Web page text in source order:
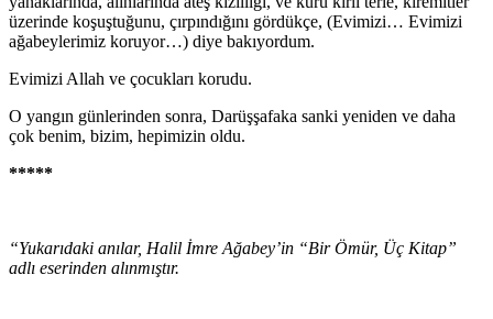
üzerin­de koşuştuğunu, çırpındığını gördükçe, (Evimizi… Evimi­zi
ağabeylerimiz koruyor…) diye bakıyordum.
Evimizi Allah ve çocukları korudu.
O yangın günlerinden sonra, Darüşşafaka sanki yeni­den ve daha
çok benim, bizim, hepimizin oldu.
*****
“Yukarıdaki anılar, Halil İmre Ağabey’in “Bir Ömür, Üç Kitap”
adlı eserinden alınmıştır.